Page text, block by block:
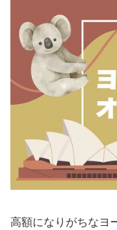
高額になりがちなヨ